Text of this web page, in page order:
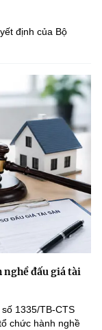
định của Bộ
nghề đấu giá tài
1335/TB-CTS
chức hành nghề